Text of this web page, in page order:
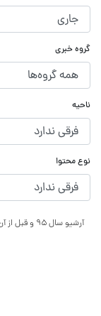
گروه خبری
ناحیه
نوع محتوا
آرشیو سال ۹۵ و قبل از آن